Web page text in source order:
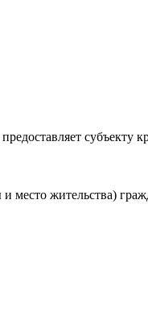
место жительства)